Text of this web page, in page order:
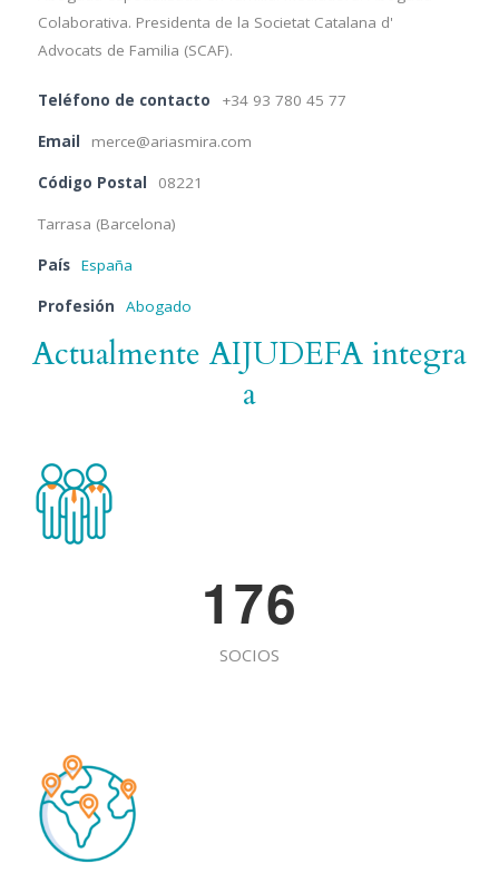
Colaborativa. Presidenta de la Societat Catalana d'
Advocats de Familia (SCAF).
Teléfono de contacto +34 93 780 45 77
Email merce@ariasmira.com
Código Postal 08221
Tarrasa (Barcelona)
País España
Profesión Abogado
Actualmente AIJUDEFA integra
a
176
SOCIOS